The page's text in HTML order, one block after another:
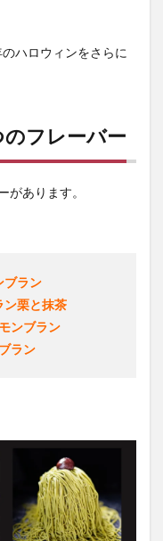
ハロウィンをさらに
フレーバー
があります。
ブラン
ン栗と抹茶
ンブラン
ラン